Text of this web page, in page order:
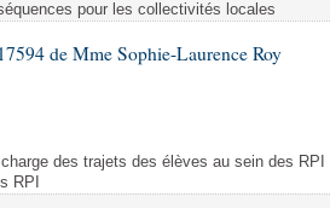
pour les collectivités locales
de Mme Sophie-Laurence Roy
des trajets des élèves au sein des
RPI